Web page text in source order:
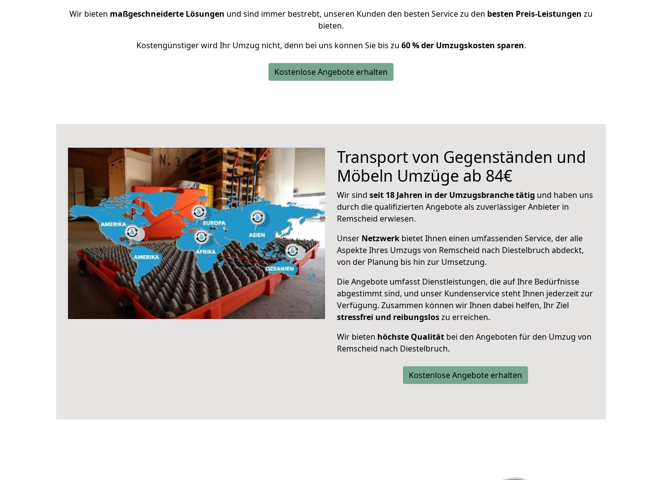
Wir bieten maßgeschneiderte Lösungen und sind immer bestrebt, unseren Kunden den besten Service zu den besten Preis-Leistungen zu
bieten.
Kostengünstiger wird Ihr Umzug nicht, denn bei uns können Sie bis zu 60 % der Umzugskosten sparen.
Kostenlose Angebote erhalten
Transport von Gegenständen und
Möbeln Umzüge ab 84€
Wir sind seit 18 Jahren in der Umzugsbranche tätig und haben uns
durch die qualifizierten Angebote als zuverlässiger Anbieter in
Remscheid erwiesen.
Unser Netzwerk bietet Ihnen einen umfassenden Service, der alle
Aspekte Ihres Umzugs von Remscheid nach Diestelbruch abdeckt,
von der Planung bis hin zur Umsetzung.
Die Angebote umfasst Dienstleistungen, die auf Ihre Bedürfnisse
abgestimmt sind, und unser Kundenservice steht Ihnen jederzeit zur
Verfügung. Zusammen können wir Ihnen dabei helfen, Ihr Ziel
stressfrei und reibungsloszu erreichen.
Wir bieten höchste Qualität bei den Angeboten für den Umzug von
Remscheid nach Diestelbruch.
Kostenlose Angebote erhalten